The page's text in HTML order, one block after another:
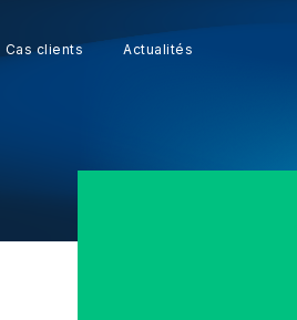
Cas clients Actualités